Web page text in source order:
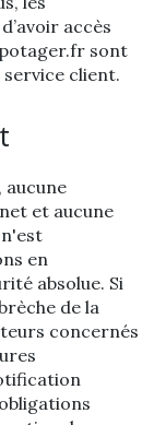
accès
sont
client.
aucune
et aucune
en
absolue. Si
de la
concernés